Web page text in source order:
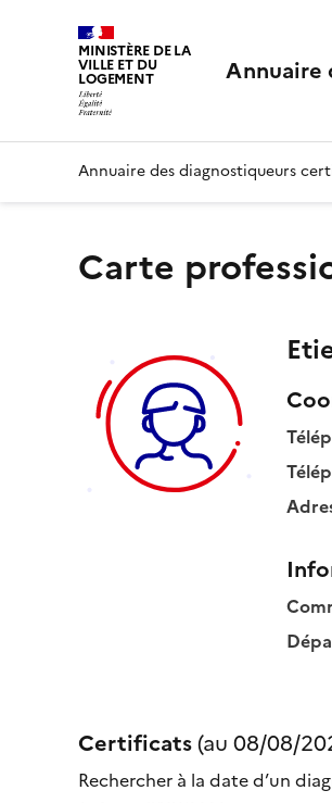
MINISTÈRE DE LA
VILLE ET DU
LOGEMENT Annuaire
Annuaire des diagnostiqueurs
Carte
Certificats(au 08/08/
Rechercher à la date d’un